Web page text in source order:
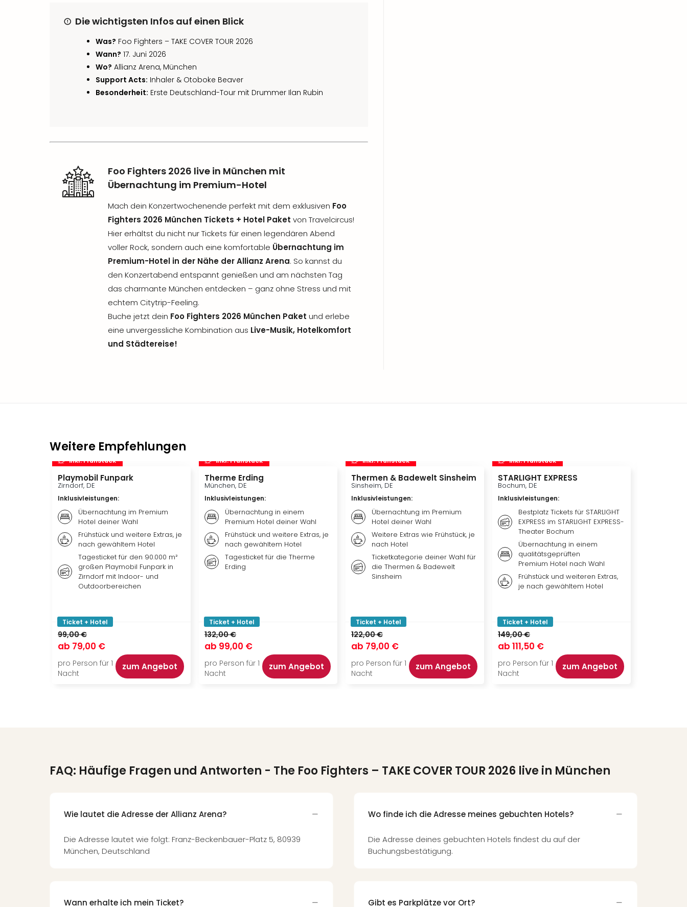
Die wichtigsten Infos auf einen Blick
Was? Foo Fighters – TAKE COVER TOUR 2026
Wann? 17. Juni 2026
Wo? Allianz Arena, München
Support Acts: Inhaler & Otoboke Beaver
Besonderheit: Erste Deutschland-Tour mit Drummer Ilan Rubin
Foo Fighters 2026 live in München mit
Übernachtung im Premium-Hotel
Mach dein Konzertwochenende perfekt mit dem exklusiven Foo
Fighters 2026 München Tickets + Hotel Paket von Travelcircus!
Hier erhältst du nicht nur Tickets für einen legendären Abend
voller Rock, sondern auch eine komfortable Übernachtung im
Premium-Hotel in der Nähe der Allianz Arena. So kannst du
den Konzertabend entspannt genießen und am nächsten Tag
das charmante München entdecken – ganz ohne Stress und mit
echtem Citytrip-Feeling.
Buche jetzt dein Foo Fighters 2026 München Paket und erlebe
eine unvergessliche Kombination aus Live-Musik, Hotelkomfort
und Städtereise!
Weitere Empfehlungen
inkl. Frühstück
Playmobil Funpark
Zirndorf, DE
Inklusivleistungen:
Übernachtung im Premium
Hotel deiner Wahl
Frühstück und weitere Extras, je
nach gewähltem Hotel
Tagesticket für den 90.000 m²
großen Playmobil Funpark in
Zirndorf mit Indoor- und
Outdoorbereichen
Ticket + Hotel
99,00 €
ab 79,00 €
pro Person für 1
Nacht
zum Angebot
inkl. Frühstück
Therme Erding
München, DE
Inklusivleistungen:
Übernachtung in einem
Premium Hotel deiner Wahl
Frühstück und weitere Extras, je
nach gewähltem Hotel
Tagesticket für die Therme
Erding
Ticket + Hotel
132,00 €
ab 99,00 €
pro Person für 1
Nacht
zum Angebot
inkl. Frühstück
Thermen & Badewelt Sinsheim
Sinsheim, DE
Inklusivleistungen:
Übernachtung im Premium
Hotel deiner Wahl
Weitere Extras wie Frühstück, je
nach Hotel
Ticketkategorie deiner Wahl für
die Thermen & Badewelt
Sinsheim
Ticket + Hotel
122,00 €
ab 79,00 €
pro Person für 1
Nacht
zum Angebot
inkl. Frühstück
STARLIGHT EXPRESS
Bochum, DE
Inklusivleistungen:
Bestplatz Tickets für STARLIGHT
EXPRESS im STARLIGHT EXPRESS-
Theater Bochum
Übernachtung in einem
qualitätsgeprüften
Premium Hotel nach Wahl
Frühstück und weiteren Extras,
je nach gewähltem Hotel
Ticket + Hotel
149,00 €
ab 111,50 €
pro Person für 1
Nacht
zum Angebot
FAQ: Häufige Fragen und Antworten - The Foo Fighters – TAKE COVER TOUR 2026 live in München
Wie lautet die Adresse der Allianz Arena?
Die Adresse lautet wie folgt: Franz-Beckenbauer-Platz 5, 80939
München, Deutschland
Wann erhalte ich mein Ticket?
Wo finde ich die Adresse meines gebuchten Hotels?
Die Adresse deines gebuchten Hotels findest du auf der
Buchungsbestätigung.
Gibt es Parkplätze vor Ort?